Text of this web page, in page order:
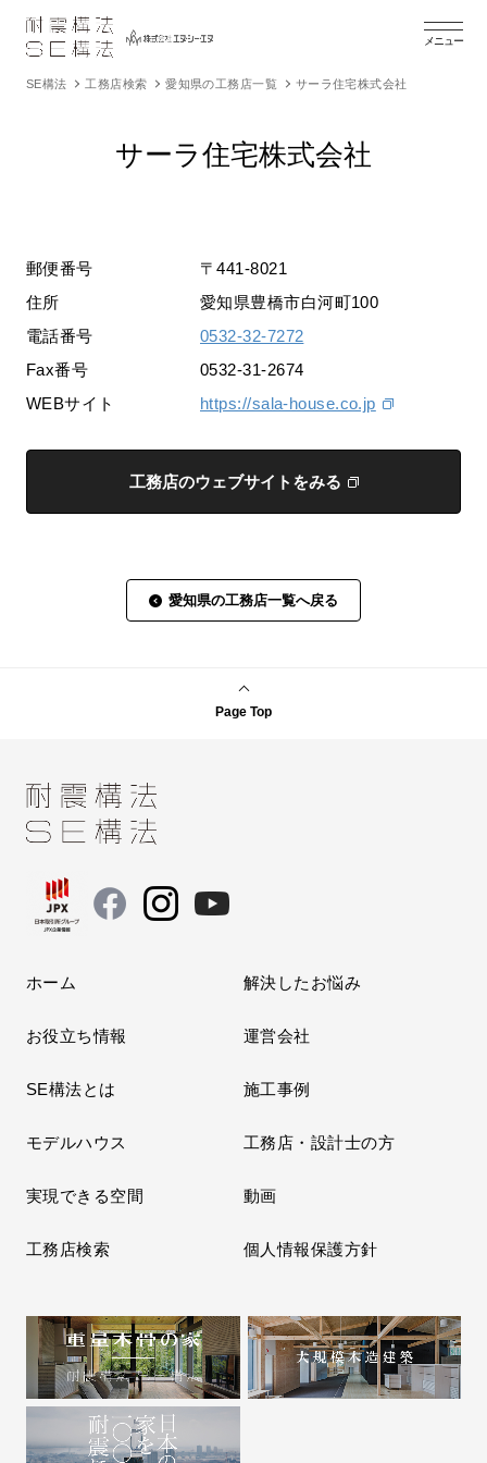
メニュー
SE構法 工務店検索 愛知県の工務店一覧 サーラ住宅株式会社
サーラ住宅株式会社
郵便番号
〒441-8021
住所
愛知県豊橋市白河町100
電話番号
0532-32-7272
Fax番号
0532-31-2674
WEBサイト
https://sala-house.co.jp
工務店のウェブサイトをみる
愛知県の工務店一覧へ戻る
Page Top
ホーム 解決したお悩み
お役立ち情報 運営会社
SE構法とは 施工事例
モデルハウス 工務店・設計士の方
実現できる空間 動画
工務店検索 個人情報保護方針